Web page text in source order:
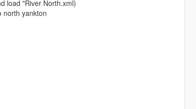
load "River North.xml)
north yankton